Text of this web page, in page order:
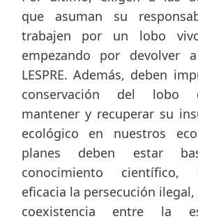
que asuman su
trabajen por un lobo
empezando por devolver
LESPRE. Además, deben
conservación del lobo
mantener y recuperar su
ecológico en nuestros
planes deben estar
conocimiento científico,
eficacia la persecución
coexistencia entre la